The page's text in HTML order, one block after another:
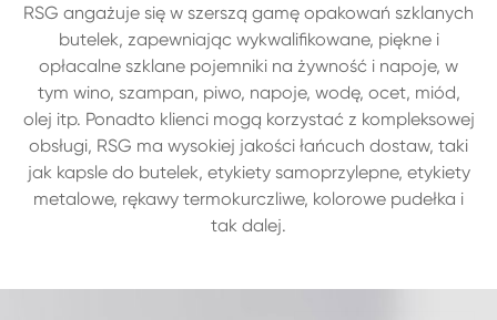
RSG angażuje się w szerszą gamę opakowań szklanych
butelek, zapewniając wykwalifikowane, piękne i
opłacalne szklane pojemniki na żywność i napoje, w
tym wino, szampan, piwo, napoje, wodę, ocet, miód,
olej itp. Ponadto klienci mogą korzystać z kompleksowej
obsługi, RSG ma wysokiej jakości łańcuch dostaw, taki
jak kapsle do butelek, etykiety samoprzylepne, etykiety
metalowe, rękawy termokurczliwe, kolorowe pudełka i
tak dalej.